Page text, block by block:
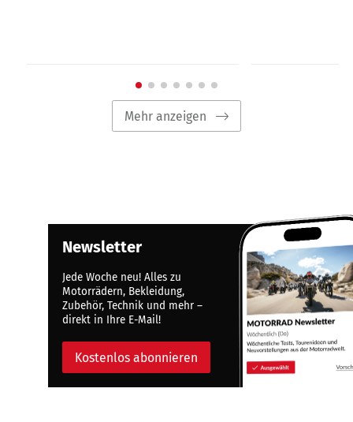
Mehr anzeigen
Newsletter
Jede Woche neu! Alles zu
Motorrädern, Bekleidung,
Zubehör, Technik und mehr –
direkt in Ihre E-Mail!
Kostenlos abonnieren